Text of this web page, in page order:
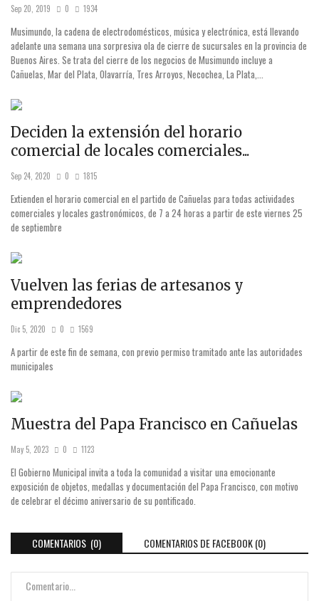
Sep 20, 2019 0 1934
Musimundo, la cadena de electrodomésticos, música y electrónica, está llevando
adelante una semana una sorpresiva ola de cierre de sucursales en la provincia de
Buenos Aires. Se trata del cierre de los negocios de Musimundo incluye a
Cañuelas, Mar del Plata, Olavarría, Tres Arroyos, Necochea, La Plata,...
Deciden la extensión del horario
comercial de locales comerciales...
Sep 24, 2020 0 1815
Extienden el horario comercial en el partido de Cañuelas para todas actividades
comerciales y locales gastronómicos, de 7 a 24 horas a partir de este viernes 25
de septiembre
Vuelven las ferias de artesanos y
emprendedores
Dic 5, 2020 0 1569
A partir de este fin de semana, con previo permiso tramitado ante las autoridades
municipales
Muestra del Papa Francisco en Cañuelas
May 5, 2023 0 1123
El Gobierno Municipal invita a toda la comunidad a visitar una emocionante
exposición de objetos, medallas y documentación del Papa Francisco, con motivo
de celebrar el décimo aniversario de su pontificado.
COMENTARIOS (0) COMENTARIOS DE FACEBOOK (0)